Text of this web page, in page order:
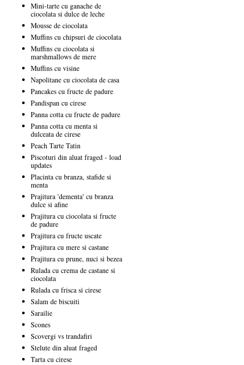
Mini-tarte cu ganache de
ciocolata si dulce de leche
Mousse de ciocolata
Muffins cu chipsuri de ciocolata
Muffins cu ciocolata si
marshmallows de mere
Muffins cu visine
Napolitane cu ciocolata de casa
Pancakes cu fructe de padure
Pandispan cu cirese
Panna cotta cu fructe de padure
Panna cotta cu menta si
dulceata de cirese
Peach Tarte Tatin
Piscoturi din aluat fraged - load
updates
Placinta cu branza, stafide si
menta
Prajitura 'dementa' cu branza
dulce si afine
Prajitura cu ciocolata si fructe
de padure
Prajitura cu fructe uscate
Prajitura cu mere si castane
Prajitura cu prune, nuci si bezea
Rulada cu crema de castane si
ciocolata
Rulada cu frisca si cirese
Salam de biscuiti
Sarailie
Scones
Scovergi vs trandafiri
Stelute din aluat fraged
Tarta cu cirese